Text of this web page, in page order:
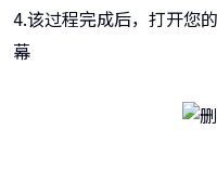
4.该过程完成后，打开您
幕